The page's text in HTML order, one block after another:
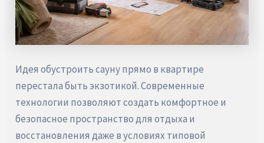
Идея обустроить сауну прямо в квартире
перестала быть экзотикой. Современные
технологии позволяют создать комфортное и
безопасное пространство для отдыха и
восстановления даже в условиях типовой